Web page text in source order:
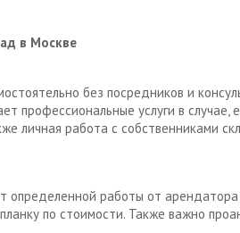
в Москве
без посредников и
профессиональные услуги в
личная работа с собственниками
определенной работы от
по стоимости. Также важно